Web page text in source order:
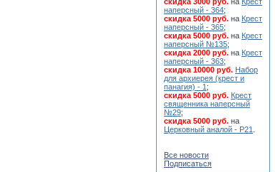
наперсный - 364;
скидка 5000 руб. на Крест
наперсный - 365;
скидка 5000 руб. на Крест
наперсный №135;
скидка 2000 руб. на Крест
наперсный - 363;
скидка 10000 руб. Набор
для архиерея (крест и
панагия) - 1 ;
скидка 5000 руб. Крест
священника наперсный
№29;
скидка 5000 руб. на
Церковный аналой - Р21
Все новости
Подписаться